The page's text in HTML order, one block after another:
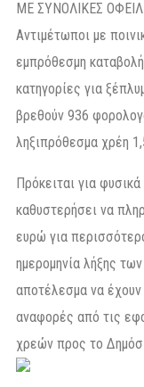
ΜΕ ΣΥΝΟΛΙΚΕΣ
Αντιμέτωποι με
εμπρόθεσμη
κατηγορίες για
βρεθούν 936
ληξιπρόθεσμα χρέη
Πρόκειται για
καθυστερήσει να
ευρώ για
ημερομηνία λήξης
αποτέλεσμα να έχουν
αναφορές από τις
χρεών προς το